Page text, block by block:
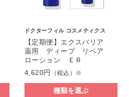
ドクターフィル コスメティクス
【定期便】エクスバリア
薬用 ディープ リペア
ローション ＥＲ
4,620円
（税込）※
種類を選ぶ